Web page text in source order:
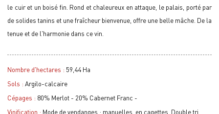
le cuir et un boisé fin. Rond et chaleureux en attaque, le palais, porté par
de solides tanins et une fraîcheur bienvenue, offre une belle mâche. De la
tenue et de l'harmonie dans ce vin.
Nombre d'hectares : 59,44 Ha
Sols : Argilo-calcaire
Cépages : 80% Merlot - 20% Cabernet Franc -
Vinification : Mode de vendanges : manuelles, en cagettes. Double tri